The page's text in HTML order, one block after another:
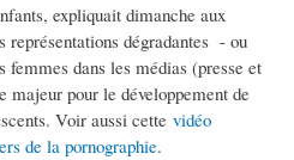
expliquait dimanche aux
représentations dégradantes - ou
femmes dans les médias (presse et
majeur pour le développement de
Voir aussi cette vidéo
de la pornographie.